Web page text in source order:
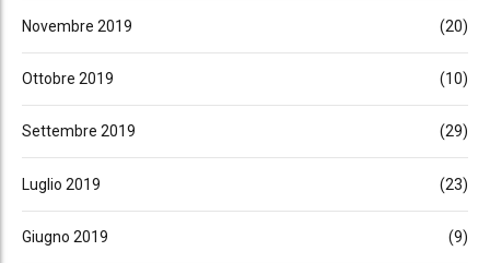
Novembre 2019 (20)
Ottobre 2019 (10)
Settembre 2019 (29)
Luglio 2019 (23)
Giugno 2019 (9)